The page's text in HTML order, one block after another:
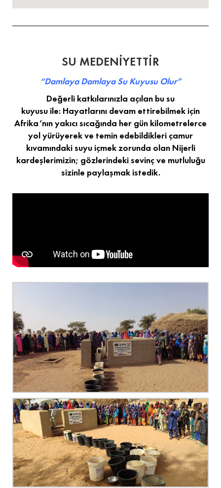
SU MEDENİYETTİR
“Damlaya Damlaya Su Kuyusu Olur”
Değerli katkılarınızla açılan bu su
kuyusu ile: Hayatlarını devam ettirebilmek için
Afrika’nın yakıcı sıcağında her gün kilometrelerce
yol yürüyerek ve temin edebildikleri çamur
kıvamındaki suyu içmek zorunda olan Nijerli
kardeşlerimizin; gözlerindeki sevinç ve mutluluğu
sizinle paylaşmak istedik.